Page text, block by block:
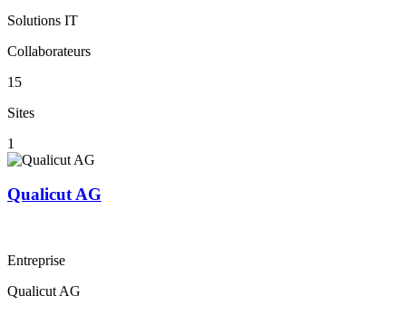
Solutions IT
Collaborateurs
15
Sites
1
Qualicut AG
Entreprise
Qualicut AG